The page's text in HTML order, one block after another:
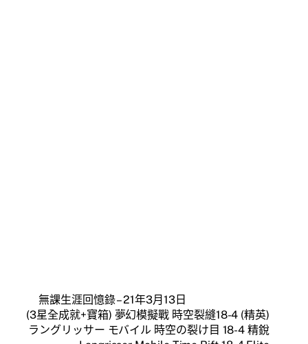
無課生涯回憶錄 – 21年3月13日
(3星全成就+寶箱) 夢幻模擬戰 時空裂縫18-4 (精英)
ラングリッサー モバイル 時空の裂け目 18-4 精銳